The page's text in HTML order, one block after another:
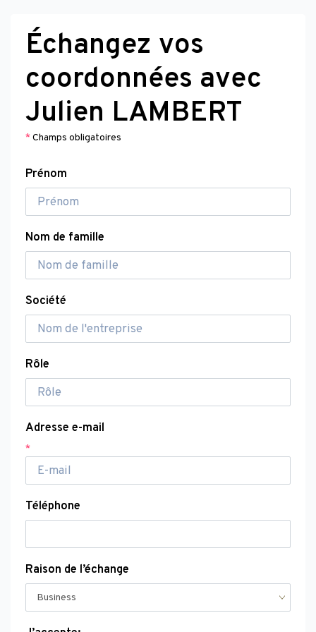
Échangez vos
coordonnées avec
Julien LAMBERT
*Champs obligatoires
Prénom
Nom de famille
Société
Rôle
Adresse e-mail
*
Téléphone
Raison de l’échange